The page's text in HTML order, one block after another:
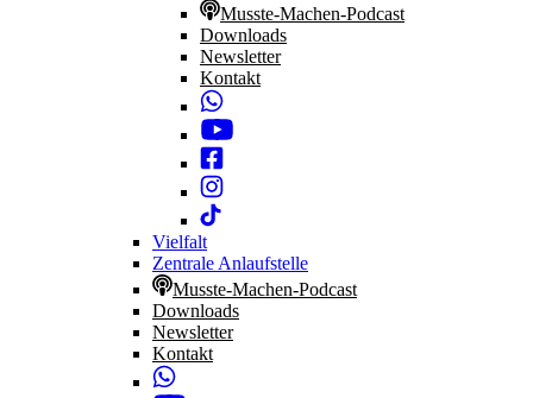
Musste-Machen-Podcast
Downloads
Newsletter
Kontakt
Vielfalt
Zentrale Anlaufstelle
Musste-Machen-Podcast
Downloads
Newsletter
Kontakt